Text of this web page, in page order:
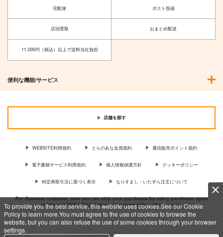
To provide you the best service, this website uses cookies.See our Cookie
Policy to learn more.You must agree to the use of cookies to browse the
website, but you can also refuse the use of some cookies through your browser
settings.
宇宙の彼方で半世紀
ガミラス愛国党
315円（税込）
デスラー
ガミラス愛国党
315円（税込）
サーシャ
宅配便 ポスト投函
店頭受取 おまとめ配送
11,000円（税込）以上で送料当社負担
便利な機能/サービス
店舗を探す
WEBSITE利用規約 とらのあな会員規約 通信販売ポイント規約
電子書籍サービス利用規約 個人情報保護方針 クッキーポリシー
特定商取引法に基づく表示 なりすまし・いたずら注文について
For Overseas customer, now you can ship your purchases by using purchases agent
services “AOCS”! Click {more…} for more information …more
c TORANOANA Inc, All Rights Reserved.